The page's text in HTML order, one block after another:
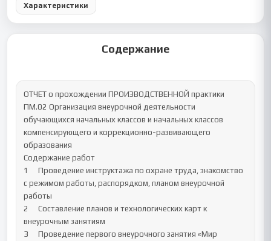
Характеристики
Содержание
ОТЧЕТ о прохождении ПРОИЗВОДСТВЕННОЙ практики
ПМ.02 Организация внеурочной деятельности
обучающихся начальных классов и начальных классов
компенсирующего и коррекционно-развивающего
образования
Содержание работ
1	Проведение инструктажа по охране труда, знакомство
с режимом работы, распорядком, планом внеурочной
работы
2	Составление планов и технологических карт к
внеурочным занятиям
3	Проведение первого внеурочного занятия «Мир